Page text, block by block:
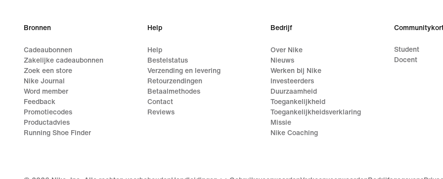
Bronnen
Cadeaubonnen
Zakelijke cadeaubonnen
Zoek een store
Nike Journal
Word member
Feedback
Promotiecodes
Productadvies
Running Shoe Finder
Help
Help
Bestelstatus
Verzending en levering
Retourzendingen
Betaalmethodes
Contact
Reviews
Bedrijf
Over Nike
Nieuws
Werken bij Nike
Investeerders
Duurzaamheid
Toegankelijkheid
Toegankelijkheidsverklaring
Missie
Nike Coaching
Student
Docent